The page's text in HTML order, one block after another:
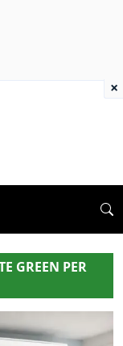
GREEN PER
×